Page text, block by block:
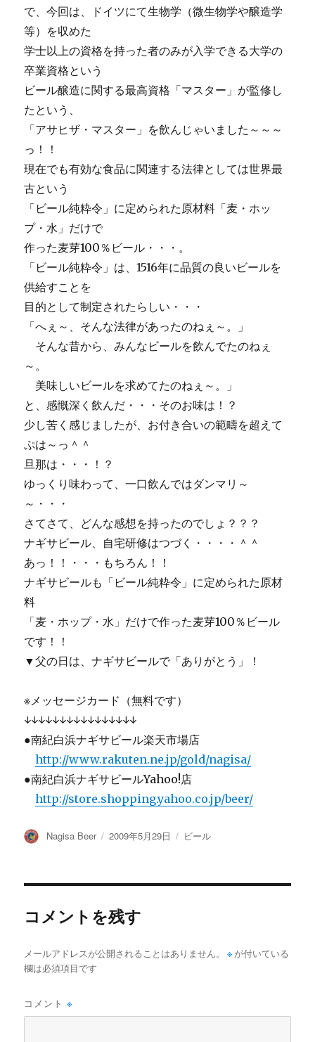
で、今回は、ドイツにて生物学（微生物学や醸造学
等）を収めた
学士以上の資格を持った者のみが入学できる大学の
卒業資格という
ビール醸造に関する最高資格「マスター」が監修し
たという、
「アサヒザ・マスター」を飲んじゃいました～～～
っ！！
現在でも有効な食品に関連する法律としては世界最
古という
「ビール純粋令」に定められた原材料「麦・ホッ
プ・水」だけで
作った麦芽100％ビール・・・。
「ビール純粋令」は、1516年に品質の良いビールを
供給すことを
目的として制定されたらしい・・・
「へぇ～、そんな法律があったのねぇ～。」
そんな昔から、みんなビールを飲んでたのねぇ
～。
美味しいビールを求めてたのねぇ～。」
と、感慨深く飲んだ・・・そのお味は！？
少し苦く感じましたが、お付き合いの範疇を超えて
ぷは～っ＾＾
旦那は・・・！？
ゆっくり味わって、一口飲んではダンマリ～
～・・・
さてさて、どんな感想を持ったのでしょ？？？
ナギサビール、自宅研修はつづく・・・・＾＾
あっ！！・・・もちろん！！
ナギサビールも「ビール純粋令」に定められた原材
料
「麦・ホップ・水」だけで作った麦芽100％ビール
です！！
▼父の日は、ナギサビールで「ありがとう」！
※メッセージカード（無料です）
↓↓↓↓↓↓↓↓↓↓↓↓↓↓↓↓
●南紀白浜ナギサビール楽天市場店
http://www.rakuten.ne.jp/gold/nagisa/
●南紀白浜ナギサビールYahoo!店
http://store.shopping.yahoo.co.jp/beer/
投
Nagisa Beer
投
2009年5月29日
カ
ビール
コメントを残す
メールアドレスが公開されることはありません。 ※ が付いている
欄は必須項目です
コメント※